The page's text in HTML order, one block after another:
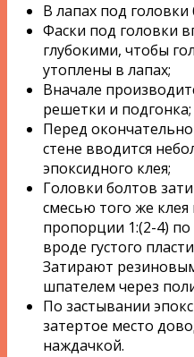
В лапах под
Фаски под головки
глубокими, чтобы
утоплены в лапах;
Вначале
решетки и подгонка;
Перед
стене вводится
эпоксидного клея;
Головки болтов
смесью того же
пропорции 1:(2-4) по
вроде густого
Затирают
шпателем через
По застывании
затертое место
наждачкой.